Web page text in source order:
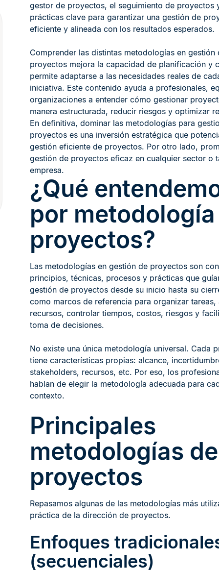
gestor de proyectos, el seguimiento de proyectos
prácticas clave para garantizar una gestión de
eficiente y alineada con los resultados esperados.
Comprender las distintas metodologías en gestión
proyectos mejora la capacidad de planificación y
permite adaptarse a las necesidades reales de
iniciativa. Este contenido ayuda a profesionales,
organizaciones a entender cómo gestionar
manera estructurada, reducir riesgos y optimizar
En definitiva, dominar las metodologías para
proyectos es una inversión estratégica que
gestión eficiente de proyectos. Por otro lado,
gestión de proyectos eficaz en cualquier sector o
empresa.
¿Qué
por
proyectos?
Las metodologías en gestión de proyectos son
principios, técnicas, procesos y prácticas que
gestión de proyectos desde su inicio hasta su
como marcos de referencia para organizar tareas,
recursos, controlar tiempos, costos, riesgos y
toma de decisiones.
No existe una única metodología universal. Cada
tiene características propias: alcance,
stakeholders, recursos, etc. Por eso, los
hablan de elegir la metodología adecuada para
contexto.
Principales
metodologías de
proyectos
Repasamos algunas de las metodologías más
práctica de la dirección de proyectos.
Enfoques
(secuenciales)